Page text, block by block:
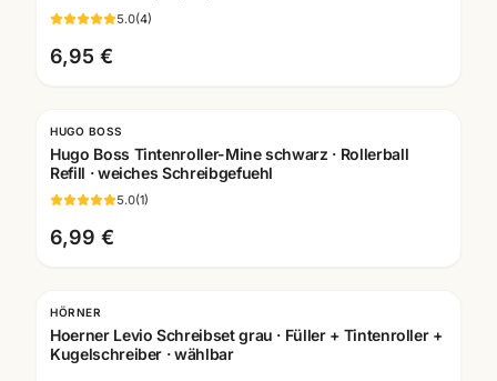
5.0(4)
6,95 €
HUGO BOSS
Hugo Boss Tintenroller-Mine schwarz · Rollerball
Refill · weiches Schreibgefuehl
5.0(1)
6,99 €
Gravur
HÖRNER
Hoerner Levio Schreibset grau · Füller + Tintenroller +
Kugelschreiber · wählbar